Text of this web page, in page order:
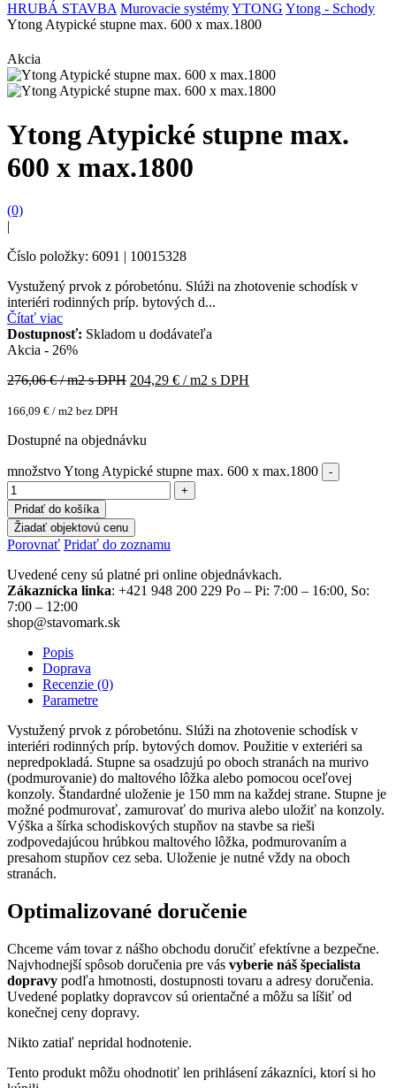
HRUBÁ STAVBA Murovacie systémyYTONG Ytong - Schody
Ytong Atypické stupne max. 600 x max.1800
Akcia
Ytong Atypické stupne max.
600 x max.1800
(0)
|
Číslo položky: 6091 | 10015328
Vystužený prvok z pórobetónu. Slúži na zhotovenie schodísk v
interiéri rodinných príp. bytových d...
Čítať viac
Dostupnosť: Skladom u dodávateľa
Akcia - 26%
276,06€ / m2 s DPH 204,29 € / m2 s DPH
166,09 € / m2 bez DPH
Dostupné na objednávku
množstvo Ytong Atypické stupne max. 600 x max.1800
Pridať do košíka
Žiadať objektovú cenu
Porovnať Pridať do zoznamu
Uvedené ceny sú platné pri online objednávkach.
Zákaznícka linka: +421 948 200 229 Po – Pi: 7:00 – 16:00, So:
7:00 – 12:00
shop@stavomark.sk
Popis
Doprava
Recenzie (0)
Parametre
Vystužený prvok z pórobetónu. Slúži na zhotovenie schodísk v
interiéri rodinných príp. bytových domov. Použitie v exteriéri sa
nepredpokladá. Stupne sa osadzujú po oboch stranách na murivo
(podmurovanie) do maltového lôžka alebo pomocou oceľovej
konzoly. Štandardné uloženie je 150 mm na každej strane. Stupne je
možné podmurovať, zamurovať do muriva alebo uložiť na konzoly.
Výška a šírka schodiskových stupňov na stavbe sa rieši
zodpovedajúcou hrúbkou maltového lôžka, podmurovaním a
presahom stupňov cez seba. Uloženie je nutné vždy na oboch
stranách.
Optimalizované doručenie
Chceme vám tovar z nášho obchodu doručiť efektívne a bezpečne.
Najvhodnejší spôsob doručenia pre vás vyberie náš špecialista
dopravy podľa hmotnosti, dostupnosti tovaru a adresy doručenia.
Uvedené poplatky dopravcov sú orientačné a môžu sa líšiť od
konečnej ceny dopravy.
Nikto zatiaľ nepridal hodnotenie.
Tento produkt môžu ohodnotiť len prihlásení zákazníci, ktorí si ho